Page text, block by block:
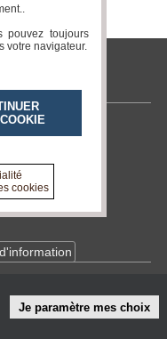
Je paramètre mes choix
pouvez toujours
votre navigateur.
cookies